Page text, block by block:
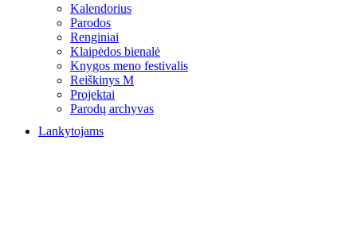
Kalendorius
Parodos
Renginiai
Klaipėdos bienalė
Knygos meno festivalis
Reiškinys M
Projektai
Parodų archyvas
Lankytojams